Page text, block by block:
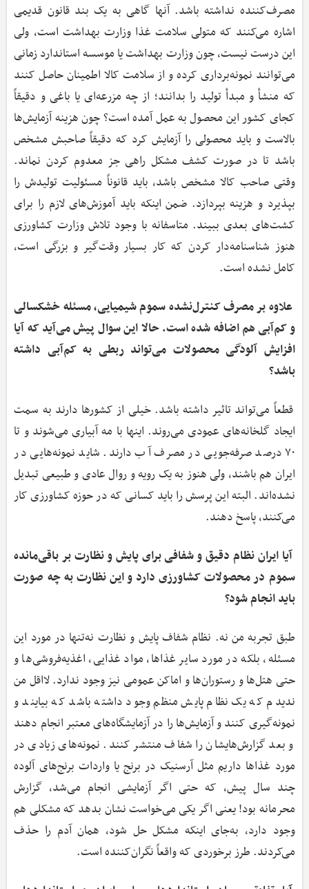
مصرف‌کننده نداشته باشد. آنها گاهی به یک بند قانون قدیمی
اشاره می‌کنند که متولی سلامت غذا وزارت بهداشت است، ولی
این درست نیست، چون وزارت بهداشت یا موسسه استاندارد زمانی
می‌توانند نمونه‌برداری کرده و از سلامت کالا اطمینان حاصل کنند
که منشأ و مبدأ تولید را بدانند؛ از چه مزرعه‌ای یا باغی و دقیقاً
کجای کشور این محصول به عمل آمده است؟ چون هزینه آزمایش‌ها
بالاست و باید محصولی را آزمایش کرد که دقیقاً صاحبش مشخص
باشد تا در صورت کشف مشکل راهی جز معدوم کردن نماند.
وقتی صاحب کالا مشخص باشد، باید قانوناً مسئولیت تولیدش را
بپذیرد و هزینه بپردازد. ضمن اینکه باید آموزش‌های لازم را برای
کشت‌های بعدی ببیند. متاسفانه با وجود تلاش وزارت کشاورزی
هنوز شناسنامه‌دار کردن که کار بسیار وقت‌گیر و بزرگی است،
کامل نشده است.
علاوه بر مصرف کنترل‌نشده سموم شیمیایی، مسئله خشکسالی
و کم‌آبی هم اضافه شده است. حالا این سوال پیش می‌آید که آیا
افزایش آلودگی محصولات می‌تواند ربطی به کم‌آبی داشته
باشد؟
قطعاً می‌تواند تاثیر داشته باشد. خیلی از کشورها دارند به سمت
ایجاد گلخانه‌های عمودی می‌روند. اینها با مه آبیاری می‌شوند و تا
۷۰ درصد صرفه‌جویی در مصرف آب دارند. شاید نمونه‌هایی در
ایران هم باشند، ولی هنوز به یک رویه و روال عادی و طبیعی تبدیل
نشده‌اند. البته این پرسش را باید کسانی که در حوزه کشاورزی کار
می‌کنند، پاسخ دهند.
آیا ایران نظام دقیق و شفافی برای پایش و نظارت بر باقی‌مانده
سموم در محصولات کشاورزی دارد و این نظارت به چه صورت
باید انجام شود؟
طبق تجربه من نه. نظام شفاف پایش و نظارت نه‌تنها در مورد این
مسئله، بلکه در مورد سایر غذاها، مواد غذایی، اغذیه‌فروشی‌ها و
حتی هتل‌ها و رستوران‌ها و اماکن عمومی نیز وجود ندارد. لااقل من
ندیدم که یک نظام پایش منظم وجود داشته باشد که بیایند و
نمونه‌گیری کنند و آزمایش‌ها را در آزمایشگاه‌های معتبر انجام دهند
و بعد گزارش‌هایشان را شفاف منتشر کنند. نمونه‌های زیادی در
مورد غذاها داریم مثل آرسنیک در برنج یا واردات برنج‌های آلوده
چند سال پیش، که حتی اگر آزمایشی انجام می‌شد، گزارش
محرمانه بود! یعنی اگر یکی می‌خواست نشان بدهد که مشکلی هم
وجود دارد، به‌جای اینکه مشکل حل شود، همان آدم را حذف
می‌کردند. طرز برخوردی که واقعاً نگران‌کننده است.